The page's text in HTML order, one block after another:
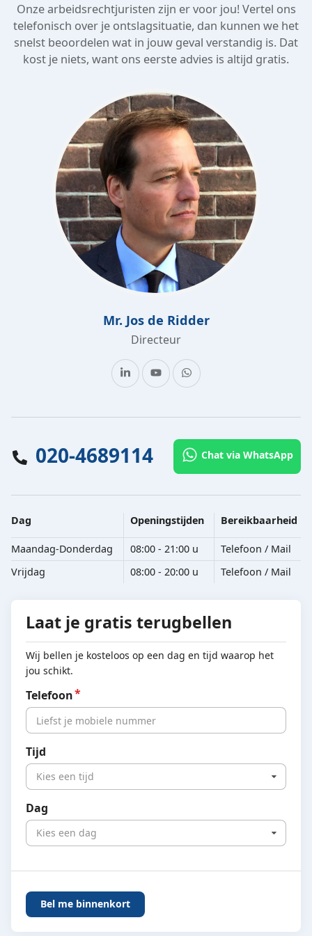
Onze arbeidsrechtjuristen zijn er voor jou! Vertel ons
telefonisch over je ontslagsituatie, dan kunnen we het
snelst beoordelen wat in jouw geval verstandig is. Dat
kost je niets, want ons eerste advies is altijd gratis.
Mr. Jos de Ridder
Directeur
020-4689114 Chat via WhatsApp
Dag Openingstijden Bereikbaarheid
Maandag-Donderdag 08:00 - 21:00 u
Telefoon / Mail
Vrijdag
08:00 - 20:00 u Telefoon / Mail
Laat je gratis terugbellen
Wij bellen je kosteloos op een dag en tijd waarop het
jou schikt.
Telefoon
Tijd
Kies een tijd
Dag
Kies een dag